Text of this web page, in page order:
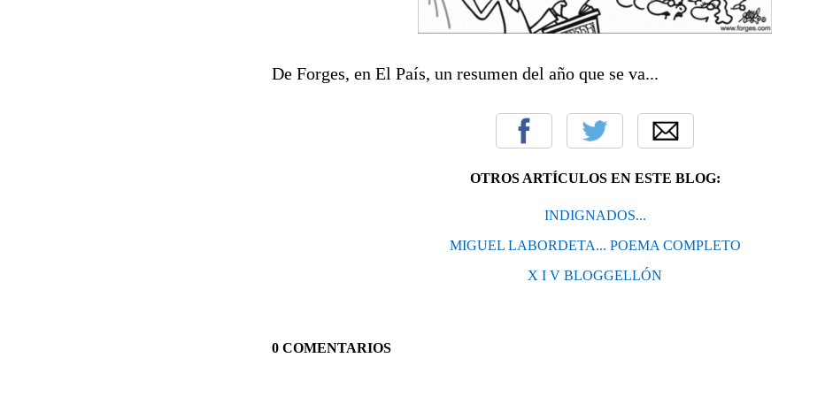
De Forges, en El País, un resumen del año que se va...
OTROS ARTÍCULOS EN ESTE BLOG:
INDIGNADOS...
MIGUEL LABORDETA... POEMA COMPLETO
X I V BLOGGELLÓN
0 COMENTARIOS